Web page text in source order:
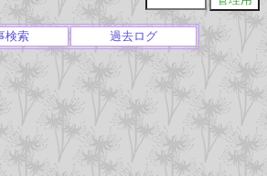
検索 過去ログ